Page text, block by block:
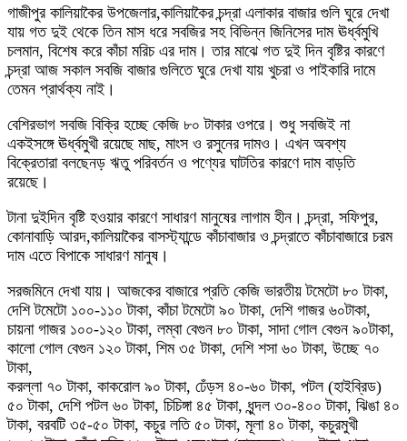
গাজীপুর কালিয়াকৈর উপজেলার,কালিয়াকৈর চন্দ্রা এলাকার বাজার গুলি ঘুরে দেখা
যায় গত দুই থেকে তিন মাস ধরে সবজির সহ বিভিন্ন জিনিসের দাম ঊর্ধ্বমুখি
চলমান, বিশেষ করে কাঁচা মরিচ এর দাম। তার মাঝে গত দুই দিন বৃষ্টির কারণে
চন্দ্রা আজ সকাল সবজি বাজার গুলিতে ঘুরে দেখা যায় খুচরা ও পাইকারি দামে
তেমন প্রার্থক্য নাই।
বেশিরভাগ সবজি বিক্রি হচ্ছে কেজি ৮০ টাকার ওপরে। শুধু সবজিই না
একইসঙ্গে ঊর্ধ্বমুখী রয়েছে মাছ, মাংস ও রসুনের দামও। এখন অবশ্য
বিক্রেতারা বলছেনড় ঋতু পরিবর্তন ও পণ্যের ঘাটতির কারণে দাম বাড়তি
রয়েছে।
টানা দুইদিন বৃষ্টি হওয়ার কারণে সাধারণ মানুষের লাগাম হীন। চন্দ্রা, সফিপুর,
কোনাবাড়ি আরদ,কালিয়াকৈর বাসস্ট্যান্ডে কাঁচাবাজার ও চন্দ্রাতে কাঁচাবাজারে চরম
দাম এতে বিপাকে সাধারণ মানুষ।
সরজমিনে দেখা যায়। আজকের বাজারে প্রতি কেজি ভারতীয় টমেটো ৮০ টাকা,
দেশি টমেটো ১০০-১১০ টাকা, কাঁচা টমেটো ৯০ টাকা, দেশি গাজর ৬০টাকা,
চায়না গাজর ১০০-১২০ টাকা, লম্বা বেগুন ৮০ টাকা, সাদা গোল বেগুন ৯০টাকা,
কালো গোল বেগুন ১২০ টাকা, শিম ৩৫ টাকা, দেশি শসা ৬০ টাকা, উচ্ছে ৭০
টাকা,
করল্লা ৭০ টাকা, কাকরোল ৯০ টাকা, ঢেঁড়স ৪০-৬০ টাকা, পটল (হাইব্রিড)
৫০ টাকা, দেশি পটল ৬০ টাকা, চিচিঙ্গা ৪৫ টাকা, ধুন্দল ৩০-৪০০ টাকা, ঝিঙা ৪০
টাকা, বরবটি ৩৫-৫০ টাকা, কচুর লতি ৫০ টাকা, মূলা ৪০ টাকা, কচুরমুখী